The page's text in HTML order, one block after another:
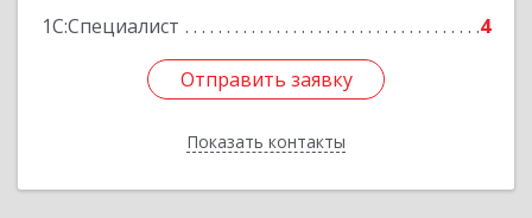
1С:Специалист
4
Отправить заявку
Показать контакты
Подробнее
Отправить заявку
Назад